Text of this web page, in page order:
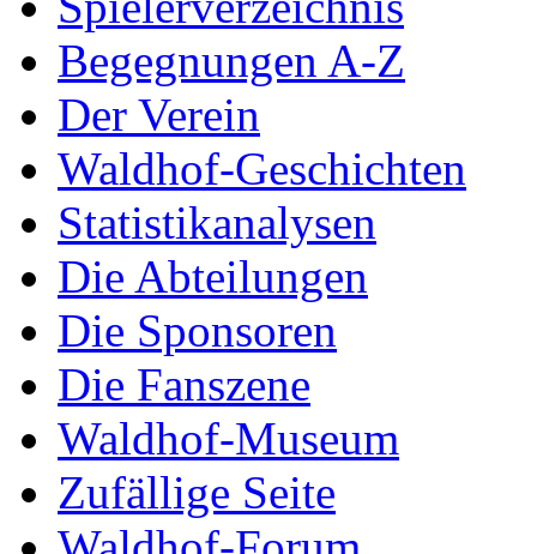
Begegnungen A-Z
Der Verein
Waldhof-Geschichten
Statistikanalysen
Die Abteilungen
Die Sponsoren
Die Fanszene
Waldhof-Museum
Zufällige Seite